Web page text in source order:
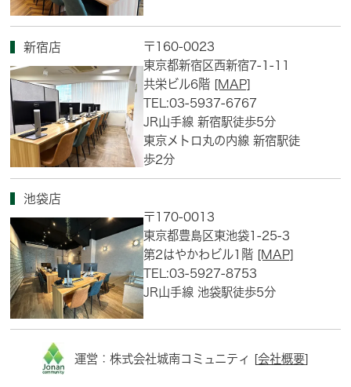
新宿店
〒160-0023
東京都新宿区西新宿7-1-11
共栄ビル6階 [MAP]
TEL:03-5937-6767
JR山手線 新宿駅徒歩5分
東京メトロ丸の内線 新宿駅徒
歩2分
池袋店
〒170-0013
東京都豊島区東池袋1-25-3
第2はやかわビル1階 [MAP]
TEL:03-5927-8753
JR山手線 池袋駅徒歩5分
運営：株式会社城南コミュニティ [会社概要]